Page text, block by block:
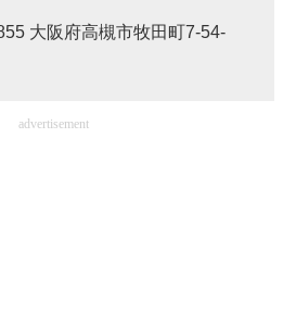
大阪府高槻市牧田町7-54-
advertisement